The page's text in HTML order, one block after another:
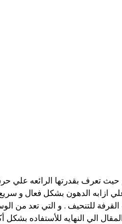
تعرف بقدرتها الرائعه علي
ازابه الدهون بشكل فعال و
للتنحيف . و التي تعد من
الي النهايه للأستفاده